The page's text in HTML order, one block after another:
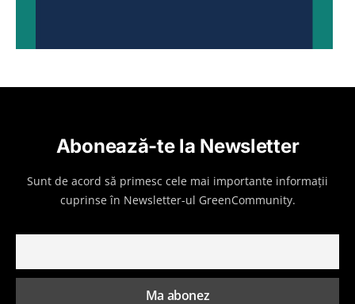
Abonează-te la Newsletter
Sunt de acord să primesc cele mai importante informații
cuprinse în Newsletter-ul GreenCommunity.